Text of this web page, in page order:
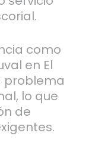
como
en El
problema
lo que
de